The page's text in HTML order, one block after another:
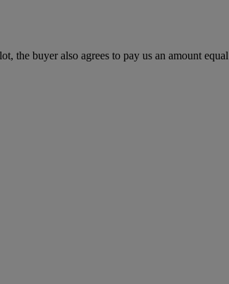
buyer also agrees to pay us an amount